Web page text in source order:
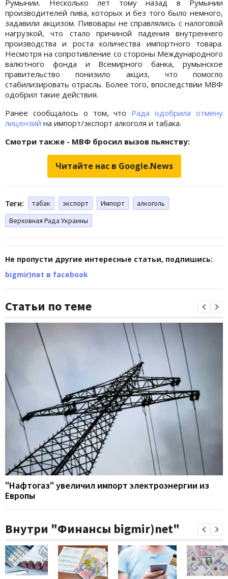
Румынии. Несколько лет тому назад в Румынии
производителей пива, которых и без того было немного,
задавили акцизом. Пивовары не справлялись с налоговой
нагрузкой, что стало причиной падения внутреннего
производства и роста количества импортного товара.
Несмотря на сопротивление со стороны Международного
валютного фонда и Всемирного банка, румынское
правительство понизило акциз, что помогло
стабилизировать отрасль. Более того, впоследствии МВФ
одобрил такие действия.
Ранее сообщалось о том, что Рада одобрила отмену
лицензий на импорт/экспорт алкоголя и табака.
Смотри также - МВФ бросил вызов пьянству:
Читайте нас в Google.News
Теги: табак экспорт Импорт
алкоголь
Верховная Рада Украины
Не пропусти другие интересные статьи, подпишись:
bigmir)net в facebook
Статьи по теме
"Нафтогаз" увеличил импорт электроэнергии из
Европы
Внутри "Финансы bigmir)net"